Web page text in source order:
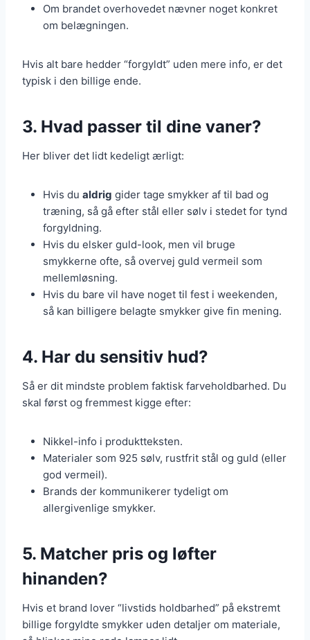
Om brandet overhovedet nævner noget konkret
om belægningen.
Hvis alt bare hedder “forgyldt” uden mere info, er det
typisk i den billige ende.
3. Hvad passer til dine vaner?
Her bliver det lidt kedeligt ærligt:
Hvis du aldrig gider tage smykker af til bad og
træning, så gå efter stål eller sølv i stedet for tynd
forgyldning.
Hvis du elsker guld-look, men vil bruge
smykkerne ofte, så overvej guld vermeil som
mellemløsning.
Hvis du bare vil have noget til fest i weekenden,
så kan billigere belagte smykker give fin mening.
4. Har du sensitiv hud?
Så er dit mindste problem faktisk farveholdbarhed. Du
skal først og fremmest kigge efter:
Nikkel-info i produktteksten.
Materialer som 925 sølv, rustfrit stål og guld (eller
god vermeil).
Brands der kommunikerer tydeligt om
allergivenlige smykker.
5. Matcher pris og løfter
hinanden?
Hvis et brand lover “livstids holdbarhed” på ekstremt
billige forgyldte smykker uden detaljer om materiale,